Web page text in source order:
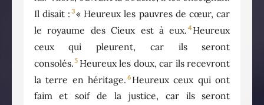
Il disait : 3« Heureux les pauvres de cœur, car
le royaume des Cieux est à eux. 4 Heureux
ceux qui pleurent, car ils seront
consolés. 5 Heureux les doux, car ils recevront
la terre en héritage. 6 Heureux ceux qui ont
faim et soif de la justice, car ils seront